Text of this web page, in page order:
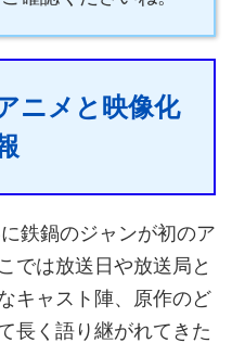
ニメと映像化
鉄鍋のジャンが初のア
では放送日や放送局と
キャスト陣、原作のど
長く語り継がれてきた